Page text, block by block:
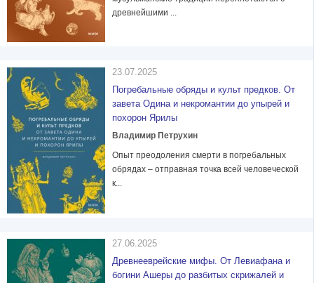
древнейшими ...
23.07.2025
Погребальные обряды и культ предков. От
завета Одина и некромантии до упырей и
похорон Ярилы
Владимир Петрухин
Опыт преодоления смерти в погребальных
обрядах – отправная точка всей человеческой
к...
27.06.2025
Древнееврейские мифы. От Левиафана и
богини Ашеры до разбитых скрижалей и